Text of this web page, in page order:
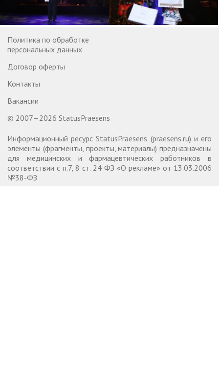
Политика по обработке
персональных данных
Договор оферты
Контакты
Вакансии
© 2007—2026 StatusPraesens
Информационный ресурс StatusPraesens (praesens.ru) и его
элементы (фрагменты, проекты, материалы) предназначены
для медицинских и фармацевтических работников в
соответствии с п.7, 8 ст. 24 ФЗ «О рекламе» от 13.03.2006
№38-ФЗ